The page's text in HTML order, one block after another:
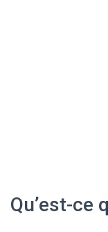
Qu’est-ce